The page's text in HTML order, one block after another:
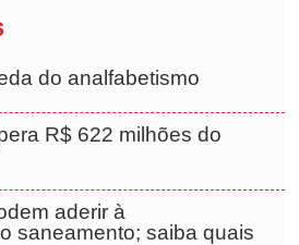
do analfabetismo
R$ 622 milhões do
aderir à
saneamento; saiba quais